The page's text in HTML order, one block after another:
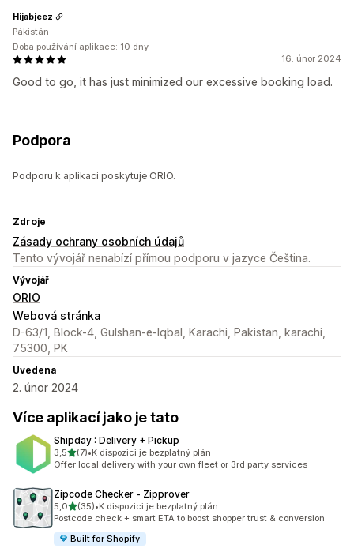
16. únor 2024
Good to go, it has just minimized our excessive booking load.
Hijabjeez
Pákistán
Doba používání aplikace: 10 dny
Podpora
Podporu k aplikaci poskytuje ORIO.
Zdroje
Zásady ochrany osobních údajů
Tento vývojář nenabízí přímou podporu v jazyce Čeština.
Vývojář
ORIO
Webová stránka
D-63/1, Block-4, Gulshan-e-Iqbal, Karachi, Pakistan, karachi,
75300, PK
Uvedena
2. únor 2024
Více aplikací jako je tato
Shipday : Delivery + Pickup
3,5z 5 hvězd
(7)
Celkový počet recenzí: 7
•K dispozici je bezplatný plán
Offer local delivery with your own fleet or 3rd party services
Zipcode Checker ‑ Zipprover
5,0z 5 hvězd
(35)
Celkový počet recenzí: 35
•K dispozici je bezplatný plán
Postcode check + smart ETA to boost shopper trust & conversion
Built for Shopify